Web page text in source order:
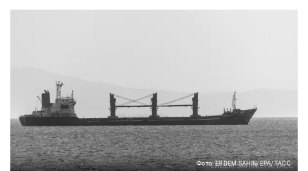
Фото: ERDEM SAHIN/EPA/ТАСС